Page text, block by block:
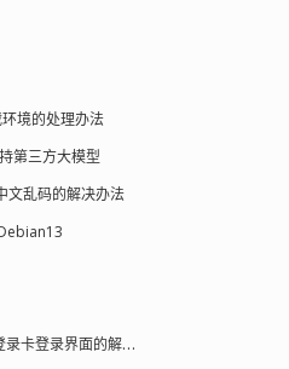
境的处理办法
第三方大模型
乱码的解决办法
Google Antigravity Windows下无法登录卡登录界面的解决办法